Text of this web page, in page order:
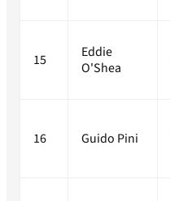
15
Eddie
O'Shea
16 Guido Pini